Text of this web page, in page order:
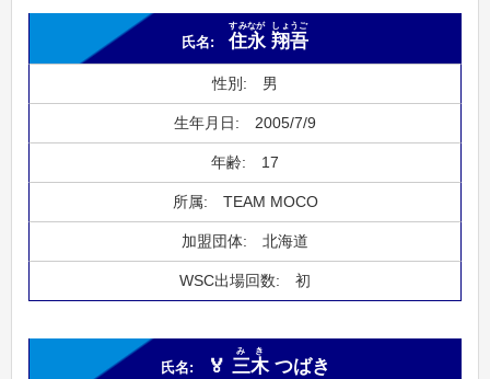
住永
すみなが
翔吾
しょうご
男
2005/7/9
17
TEAM MOCO
北海道
初
🏅 三木
みき
つばき